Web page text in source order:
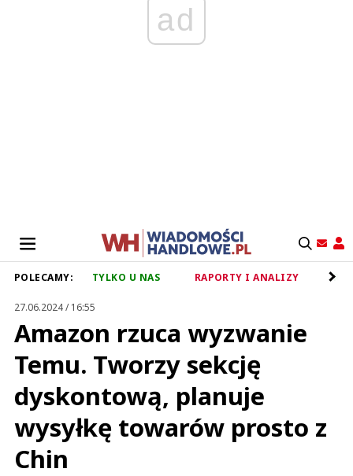
ad
POLECAMY: TYLKO U NAS RAPORTY I ANALIZY
27.06.2024 / 16:55
Amazon rzuca wyzwanie
Temu. Tworzy sekcję
dyskontową, planuje
wysyłkę towarów prosto z
Chin